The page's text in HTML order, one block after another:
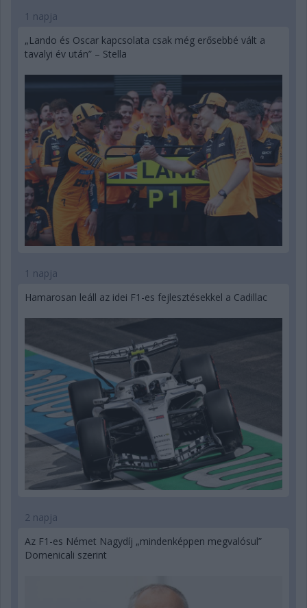
1 napja
„Lando és Oscar kapcsolata csak még erősebbé vált a
tavalyi év után” – Stella
1 napja
Hamarosan leáll az idei F1-es fejlesztésekkel a Cadillac
2 napja
Az F1-es Német Nagydíj „mindenképpen megvalósul”
Domenicali szerint